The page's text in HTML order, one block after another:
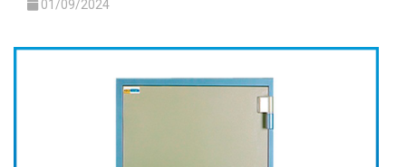
01/09/2024